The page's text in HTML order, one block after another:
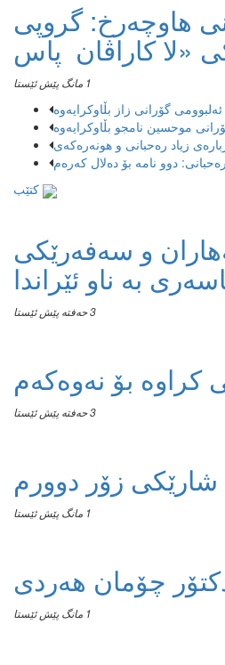
هاوچەرخ: گروپی
1 مانگ پێش ئێستا
و سەفەرێکی
بە ناو ئێراندا
3 حەفتە پێش ئێستا
کراوە بۆ نەوەکەم
3 حەفتە پێش ئێستا
زۆر دوورم
1 مانگ پێش ئێستا
چۆمان هەردی
1 مانگ پێش ئێستا